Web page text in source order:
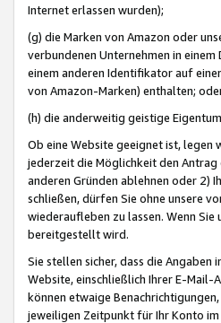
Internet erlassen wurden);
(g) die Marken von Amazon oder
verbundenen Unternehmen in
einem anderen Identifikator auf
von Amazon-Marken) enthalten;
(h) die anderweitig geistige
Ob eine Website geeignet ist, legen
jederzeit die Möglichkeit den Antrag
anderen Gründen ablehnen oder 2)
schließen, dürfen Sie ohne unsere
wiederaufleben zu lassen. Wenn
bereitgestellt wird.
Sie stellen sicher, dass die
Website, einschließlich Ihrer E-
können etwaige
jeweiligen Zeitpunkt für Ihr Konto